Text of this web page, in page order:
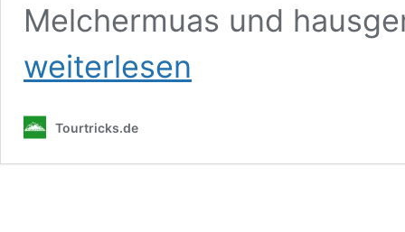
Melchermuas und
weiterlesen
Tourtricks.de